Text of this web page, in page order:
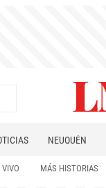
NEUQUÉN
MÁS HISTORIAS